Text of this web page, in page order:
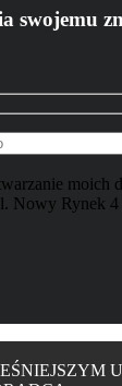
swojemu
moich
Nowy Rynek